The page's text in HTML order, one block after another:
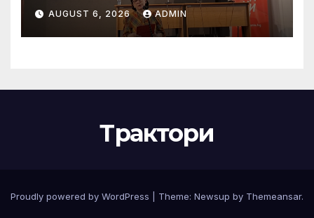
AUGUST 6, 2026 ADMIN
Трактори
Proudly powered by WordPress Theme: Newsup by Themeansar.